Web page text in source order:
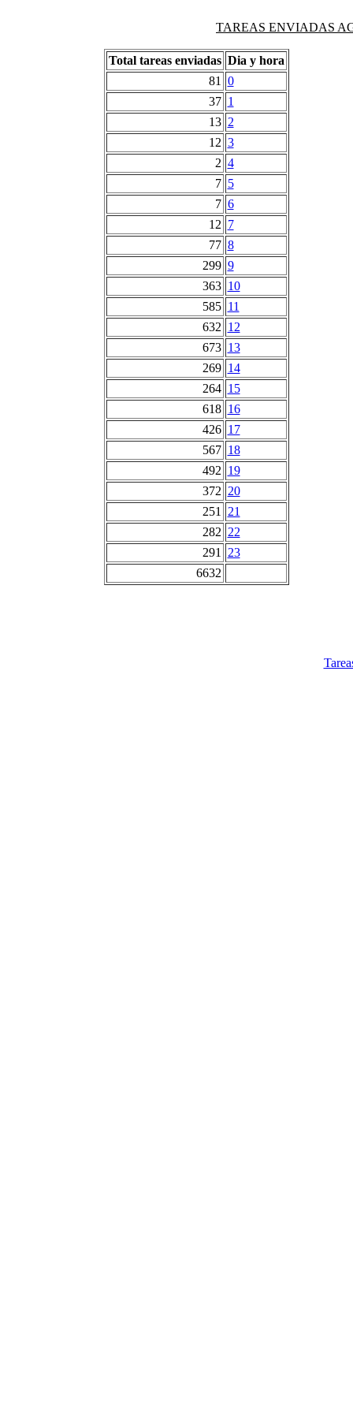
TAREAS ENVIADAS
Total tareas enviadas Dia y hora
81
0
37 1
13 2
12 3
2 4
7 5
7 6
12 7
77 8
299 9
363 10
585 11
632 12
673 13
269 14
264 15
618 16
426 17
567 18
492 19
372 20
251
21
282 22
291
23
6632